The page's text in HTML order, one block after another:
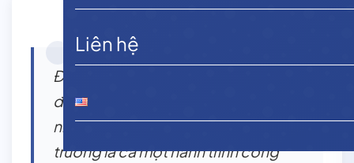
Liên hệ
Đằng sau mỗi mét khối nước đầu ra
đạt chuẩn, trong vắt chảy từ các
nhà máy hay khu đô thị lớn ra môi
trường là cả một hành trình công